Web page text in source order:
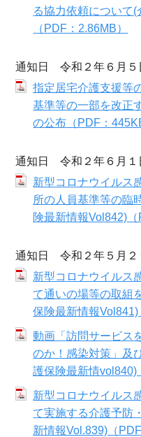
る協力依頼について
（PDF：2.86MB）
通知日 令和２年６月５
指定居宅介護支援等
基準等の一部を改正
の公布（PDF：
通知日 令和２年６月１
新型コロナウイルス
所の人員基準等の臨
険最新情報Vol842)（
通知日 令和２年５月２
新型コロナウイルス
て通いの場等の取組
保険最新情報Vol841)
動画「訪問サービス
のか！感染対策」及
護保険最新情vol840)
新型コロナウイルス
て実施する介護予防
新情報Vol.839)（